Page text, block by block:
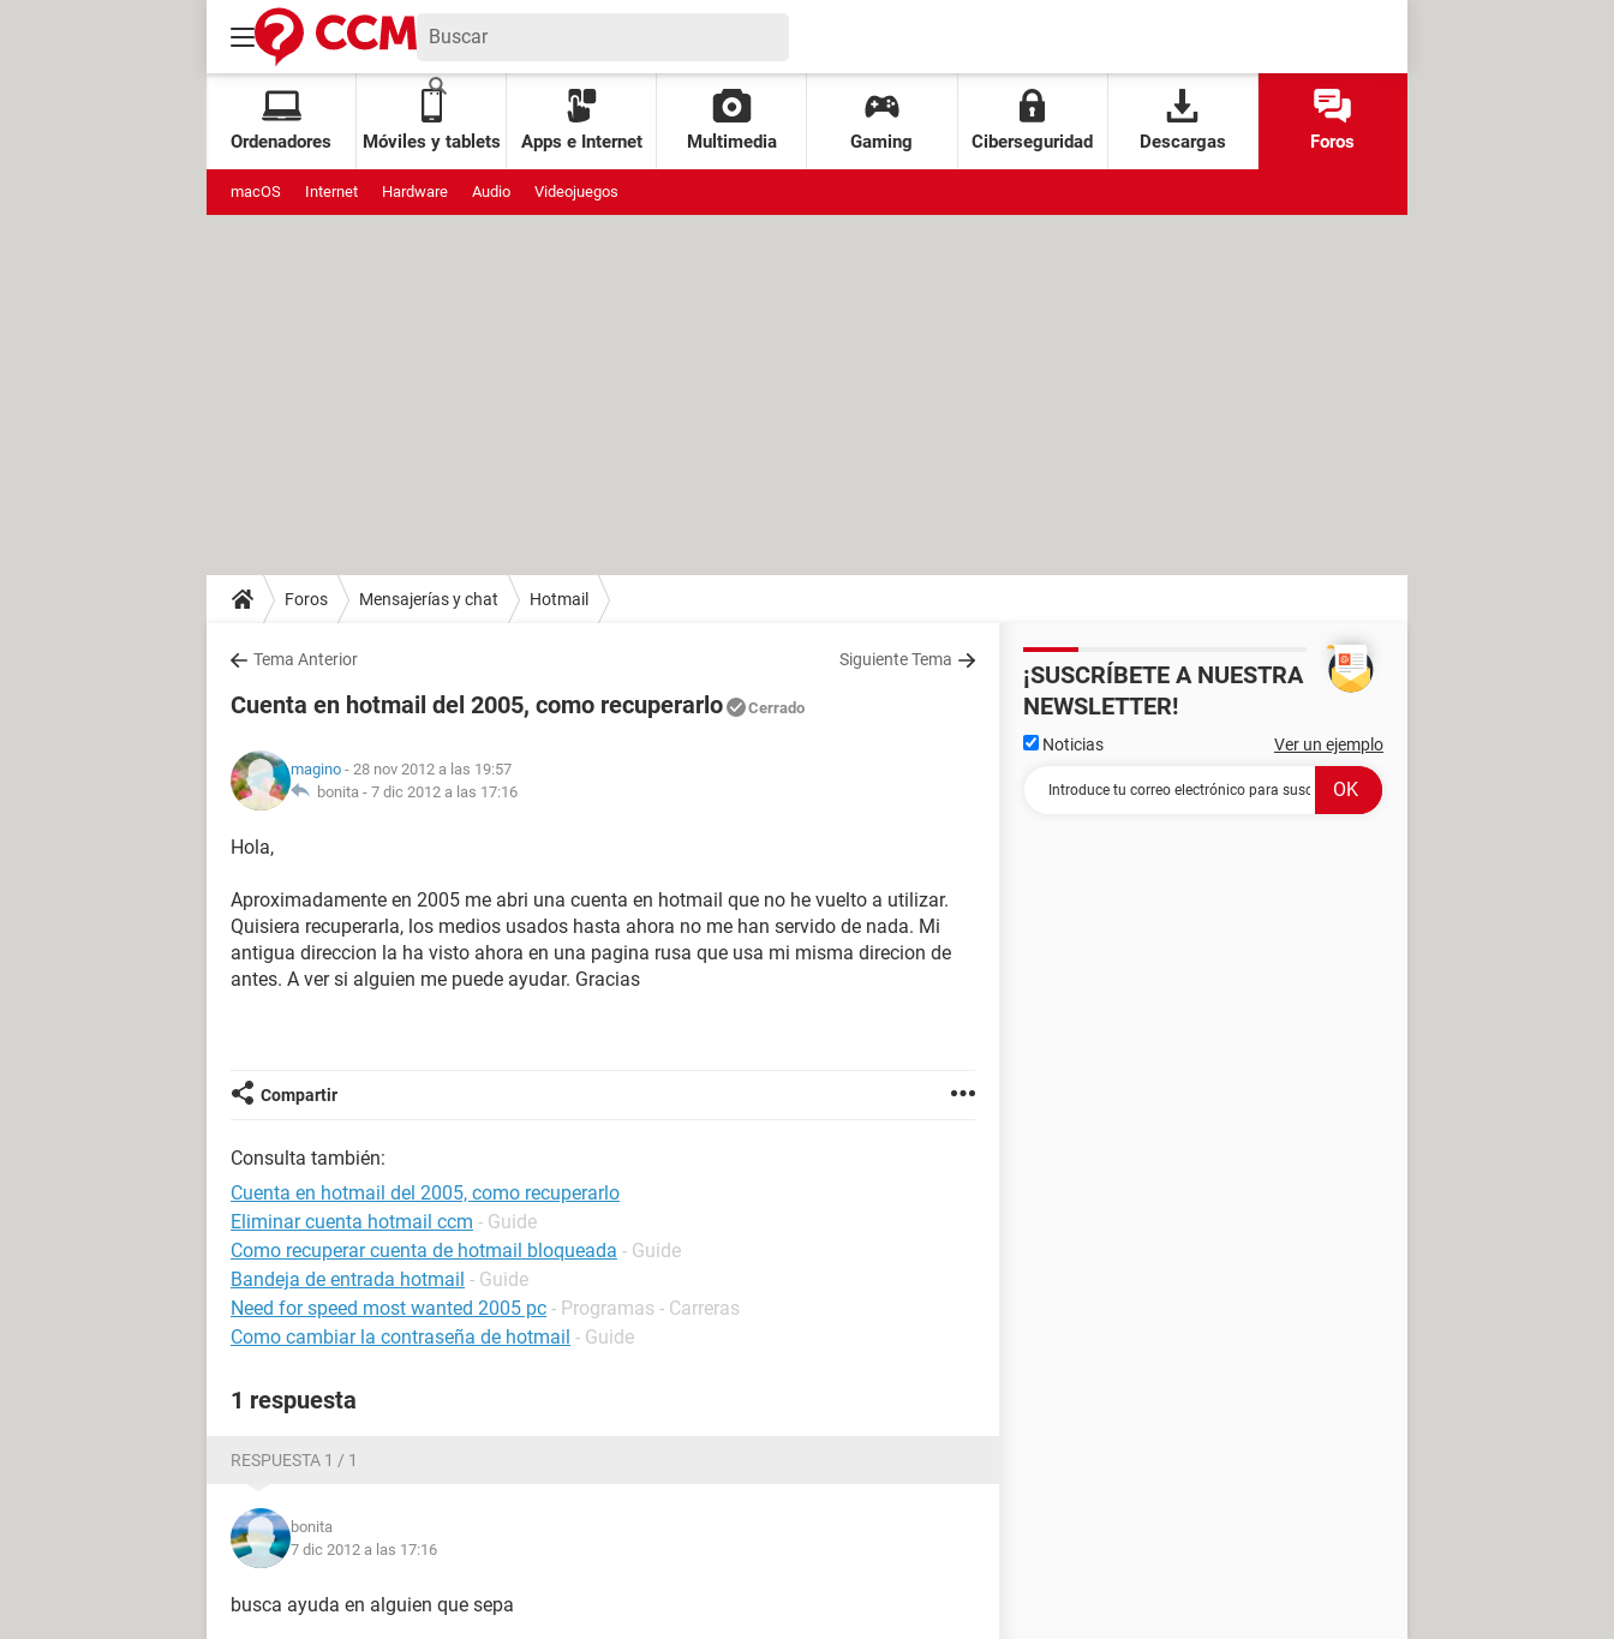
Ordenadores Móviles y tablets Apps e Internet Multimedia Gaming Ciberseguridad Descargas Foros
macOS Internet Hardware Audio Videojuegos
Foros Mensajerías y chat Hotmail
Tema Anterior Siguiente Tema
Cuenta en hotmail del 2005, como recuperarlo Cerrado
magino - 28 nov 2012 a las 19:57
bonita - 7 dic 2012 a las 17:16
Hola,
Aproximadamente en 2005 me abri una cuenta en hotmail que no he vuelto a utilizar.
Quisiera recuperarla, los medios usados hasta ahora no me han servido de nada. Mi
antigua direccion la ha visto ahora en una pagina rusa que usa mi misma direcion de
antes. A ver si alguien me puede ayudar. Gracias
Compartir
Consulta también:
Cuenta en hotmail del 2005, como recuperarlo
Eliminar cuenta hotmail ccm - Guide
Como recuperar cuenta de hotmail bloqueada - Guide
Bandeja de entrada hotmail - Guide
Need for speed most wanted 2005 pc - Programas - Carreras
Como cambiar la contraseña de hotmail - Guide
1 respuesta
RESPUESTA 1 / 1
bonita
7 dic 2012 a las 17:16
busca ayuda en alguien que sepa
¡SUSCRÍBETE A NUESTRA
NEWSLETTER!
Noticias Ver un ejemplo